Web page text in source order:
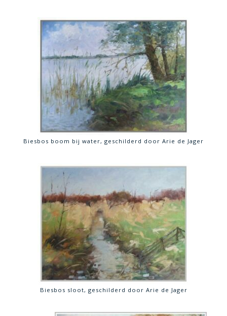
Biesbos boom bij water, geschilderd door Arie de Jager
Biesbos sloot, geschilderd door Arie de Jager